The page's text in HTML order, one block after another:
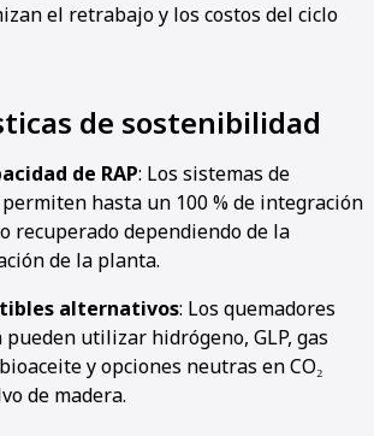
el retrabajo y los costos del ciclo
de sostenibilidad
de RAP: Los sistemas de
hasta un 100 % de integración
recuperado dependiendo de la
de la planta.
alternativos: Los quemadores
pueden utilizar hidrógeno, GLP, gas
y opciones neutras en CO₂
de madera.